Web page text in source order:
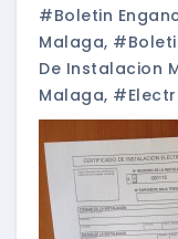
#boletin
Malaga,
De Instalacion
Malaga,